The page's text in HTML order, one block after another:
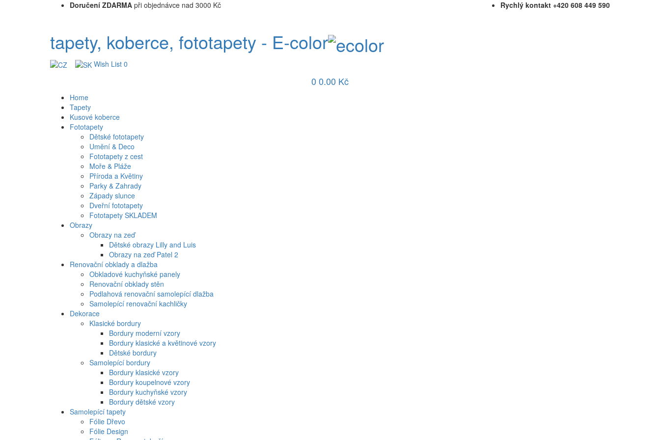
Doručení ZDARMA při objednávce nad 3000 Kč Rychlý kontakt +420 608 449 590
tapety, koberce, fototapety - E-color
Wish List 0
0 0.00 Kč
Home
Tapety
Kusové koberce
Fototapety
Dětské fototapety
Umění & Deco
Fototapety z cest
Moře & Pláže
Příroda a Květiny
Parky & Zahrady
Západy slunce
Dveřní fototapety
Fototapety SKLADEM
Obrazy
Obrazy na zeď
Dětské obrazy Lilly and Luis
Obrazy na zeď Patel 2
Renovační obklady a dlažba
Obkladové kuchyňské panely
Renovační obklady stěn
Podlahová renovační samolepící dlažba
Samolepící renovační kachličky
Dekorace
Klasické bordury
Bordury moderní vzory
Bordury klasické a květinové vzory
Dětské bordury
Samolepící bordury
Bordury klasické vzory
Bordury koupelnové vzory
Bordury kuchyňské vzory
Bordury dětské vzory
Samolepící tapety
Fólie Dřevo
Fólie Design